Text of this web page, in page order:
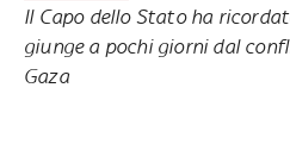
Il Capo dello Stato ha
giunge a pochi giorni dal
Gaza